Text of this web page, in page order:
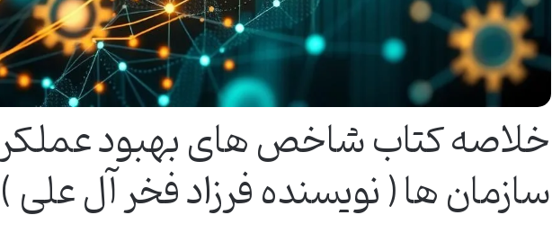
خلاصه کتاب شاخص های بهبود
سازمان ها ( نویسنده فرزاد فخر آل علی )